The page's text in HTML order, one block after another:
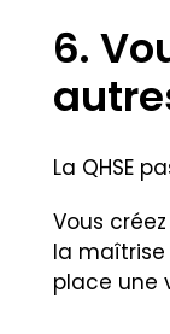
6.
La QHSE
Vous
la maîtrise
place une